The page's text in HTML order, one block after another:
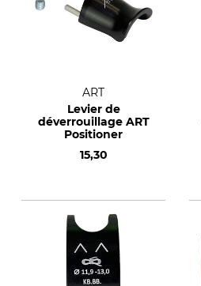
ART
Levier de
déverrouillage ART
Positioner
15,30